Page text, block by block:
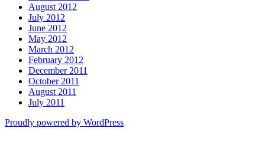
August 2012
July 2012
June 2012
May 2012
March 2012
February 2012
December 2011
October 2011
August 2011
July 2011
Proudly powered by WordPress